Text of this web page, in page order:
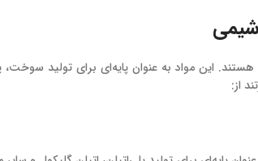
این مواد به عنوان پایه‌ای برای تولید سوخت،
از: